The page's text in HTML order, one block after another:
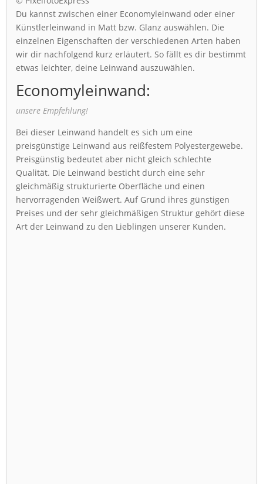
Du kannst zwischen einer Economyleinwand oder einer
Künstlerleinwand in Matt bzw. Glanz auswählen. Die
einzelnen Eigenschaften der verschiedenen Arten haben
wir dir nachfolgend kurz erläutert. So fällt es dir bestimmt
etwas leichter, deine Leinwand auszuwählen.
Economyleinwand:
unsere Empfehlung!
Bei dieser Leinwand handelt es sich um eine
preisgünstige Leinwand aus reißfestem Polyestergewebe.
Preisgünstig bedeutet aber nicht gleich schlechte
Qualität. Die Leinwand besticht durch eine sehr
gleichmäßig strukturierte Oberfläche und einen
hervorragenden Weißwert. Auf Grund ihres günstigen
Preises und der sehr gleichmäßigen Struktur gehört diese
Art der Leinwand zu den Lieblingen unserer Kunden.